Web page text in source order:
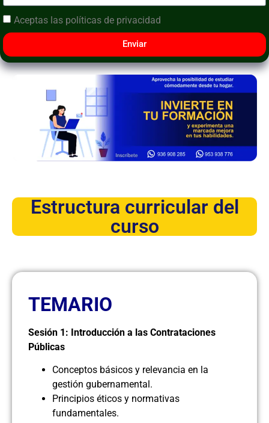
Aceptas las políticas de privacidad
Enviar
Estructura curricular del
curso
TEMARIO
Sesión 1: Introducción a las Contrataciones
Públicas
Conceptos básicos y relevancia en la
gestión gubernamental.
Principios éticos y normativas
fundamentales.